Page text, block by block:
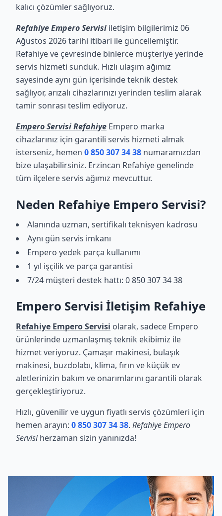
kalıcı çözümler sağlıyoruz.
Refahiye Empero Servisi iletişim bilgilerimiz 06
Ağustos 2026 tarihi itibari ile güncellemiştir.
Refahiye ve çevresinde binlerce müşteriye yerinde
servis hizmeti sunduk. Hızlı ulaşım ağımız
sayesinde aynı gün içerisinde teknik destek
sağlıyor, arızalı cihazlarınızı yerinden teslim alarak
tamir sonrası teslim ediyoruz.
Empero Servisi Refahiye Empero marka
cihazlarınız için garantili servis hizmeti almak
isterseniz, hemen 0 850 307 34 38 numaramızdan
bize ulaşabilirsiniz. Erzincan Refahiye genelinde
tüm ilçelere servis ağımız mevcuttur.
Neden Refahiye Empero Servisi?
Alanında uzman, sertifikalı teknisyen kadrosu
Aynı gün servis imkanı
Empero yedek parça kullanımı
1 yıl işçilik ve parça garantisi
7/24 müşteri destek hattı: 0 850 307 34 38
Empero Servisi İletişim Refahiye
Refahiye Empero Servisi olarak, sadece Empero
ürünlerinde uzmanlaşmış teknik ekibimiz ile
hizmet veriyoruz. Çamaşır makinesi, bulaşık
makinesi, buzdolabı, klima, fırın ve küçük ev
aletlerinizin bakım ve onarımlarını garantili olarak
gerçekleştiriyoruz.
Hızlı, güvenilir ve uygun fiyatlı servis çözümleri için
hemen arayın: 0 850 307 34 38. Refahiye Empero
Servisiherzaman sizin yanınızda!